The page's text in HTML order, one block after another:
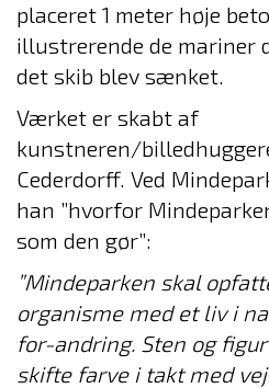
placeret 1 meter høje
illustrerende de mariner
det skib blev sænket.
Værket er skabt af
kunstneren/
Cederdorff. Ved
han ”hvorfor
som den gør”:
”Mindeparken skal
organisme med et liv i
for-andring. Sten og
skifte farve i takt med